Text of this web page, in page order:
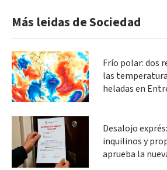
Más leidas de Sociedad
Frío polar: dos
las
heladas en
Desalojo
inquilinos y
aprueba la